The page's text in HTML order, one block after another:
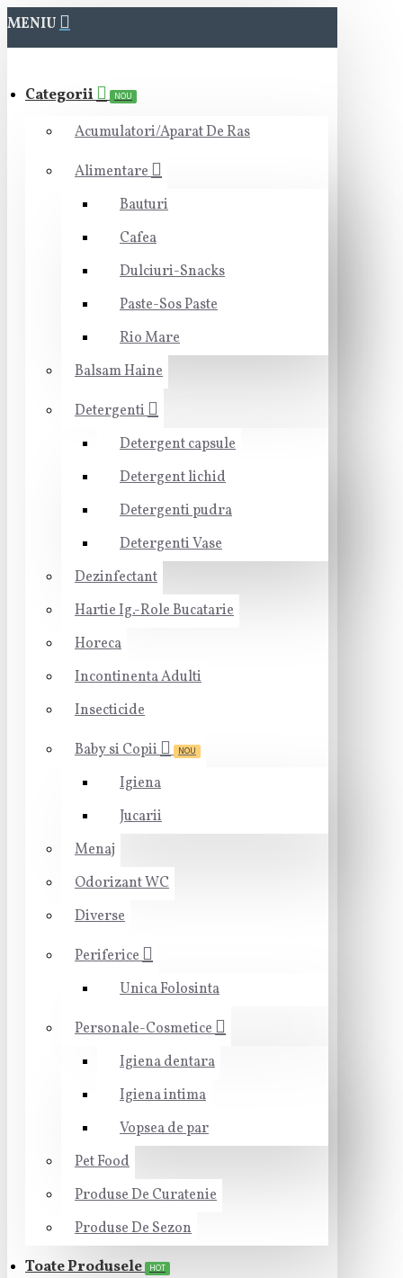
MENIU
Categorii NOU
Acumulatori/Aparat De Ras
Alimentare
Bauturi
Cafea
Dulciuri-Snacks
Paste-Sos Paste
Rio Mare
Balsam Haine
Detergenti
Detergent capsule
Detergent lichid
Detergenti pudra
Detergenti Vase
Dezinfectant
Hartie Ig.-Role Bucatarie
Horeca
Incontinenta Adulti
Insecticide
Baby si Copii
NOU
Igiena
Jucarii
Menaj
Odorizant WC
Diverse
Periferice
Unica Folosinta
Personale-Cosmetice
Igiena dentara
Igiena intima
Vopsea de par
Pet Food
Produse De Curatenie
Produse De Sezon
Toate Produsele HOT